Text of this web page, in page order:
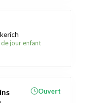
jour enfant
Ouvert